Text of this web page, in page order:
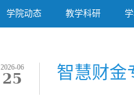
学院动态 教学科研
2026-06
25 智慧财金